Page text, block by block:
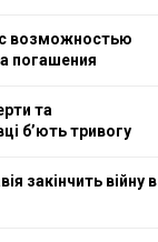
возможностью
погашения
та
бʼють тривогу
закінчить війну в